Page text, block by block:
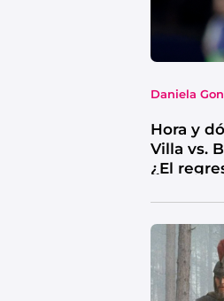
Daniela
Hora y
Villa vs.
¿El